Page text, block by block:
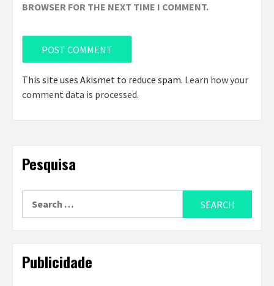
BROWSER FOR THE NEXT TIME I COMMENT.
This site uses Akismet to reduce spam. Learn how your
comment data is processed.
Pesquisa
Publicidade